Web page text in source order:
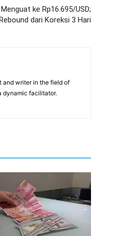
ke Rp16.695/USD;
dari Koreksi 3 Hari
and writer in the field of
dynamic facilitator.